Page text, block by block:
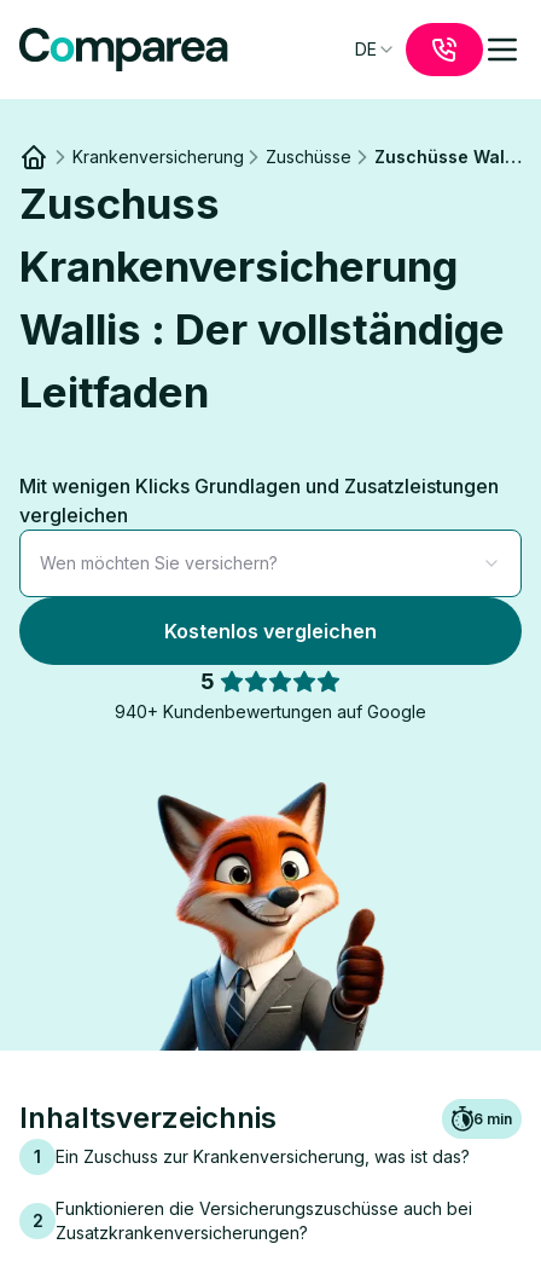
DE
Krankenversicherung Zuschüsse Zuschüsse Wallis
Zuschuss
Krankenversicherung
Wallis : Der vollständige
Leitfaden
Mit wenigen Klicks Grundlagen und Zusatzleistungen
vergleichen
Wen möchten Sie versichern?
Kostenlos vergleichen
5
940+ Kundenbewertungen auf Google
Inhaltsverzeichnis 6 min
1 Ein Zuschuss zur Krankenversicherung, was ist das?
2
Funktionieren die Versicherungszuschüsse auch bei
Zusatzkrankenversicherungen?